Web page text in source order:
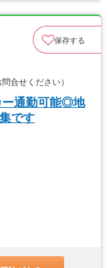
保存する
合せください）
ー通勤可能◎地
です